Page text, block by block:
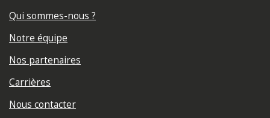
Qui sommes-nous ?
Notre équipe
Nos partenaires
Carrières
Nous contacter